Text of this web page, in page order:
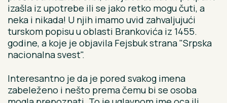
izašla iz upotrebe ili se jako retko mogu čuti, a
neka i nikada! U njih imamo uvid zahvaljujući
turskom popisu u oblasti Brankovića iz 1455.
godine, a koje je objavila Fejsbuk strana "Srpska
nacionalna svest".
Interesantno je da je pored svakog imena
zabeleženo i nešto prema čemu bi se osoba